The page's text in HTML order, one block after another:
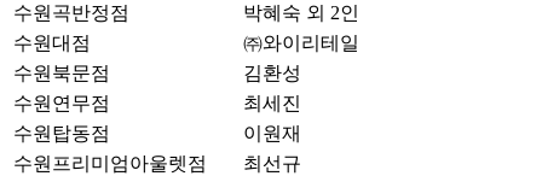
수원곡반정점
박혜숙 외 2인
수원대점
㈜와이리테일
수원북문점
김환성
수원연무점
최세진
수원탑동점
이원재
수원프리미엄아울렛점
최선규